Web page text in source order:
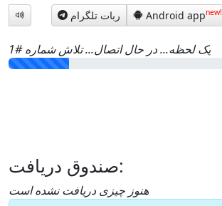
ربات تلگرام Android appnew!
یک لحظه... در حال اتصال... تلاش شماره #1
صندوق دریافت:
هنوز چیزی دریافت نشده است